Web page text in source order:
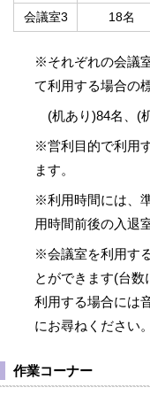
会議室3
18名
※それぞれの会議
て利用する場合の
(机あり)84名、(
※営利目的で利用
ます。
※利用時間には、
用時間前後の入退
※会議室を利用す
とができます(台
利用する場合には
にお尋ねください。
作業コーナー